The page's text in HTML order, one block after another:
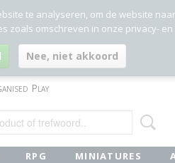
Play
RPG MINIATURES
te analyseren, om de website
zoals omschreven in onze privacy-
Nee, niet akkoord